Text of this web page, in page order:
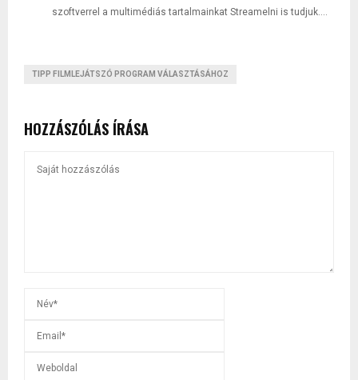
szoftverrel a multimédiás tartalmainkat Streamelni is tudjuk....
TIPP FILMLEJÁTSZÓ PROGRAM VÁLASZTÁSÁHOZ
HOZZÁSZÓLÁS ÍRÁSA